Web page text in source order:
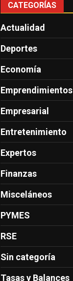
CATEGORÍAS
Actualidad
Deportes
Economía
Emprendimientos
Empresarial
Entretenimiento
Expertos
Finanzas
Misceláneos
PYMES
RSE
Sin categoría
Tasas y Balances